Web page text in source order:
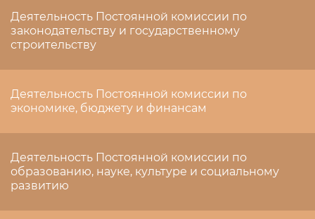
Деятельность Постоянной комиссии по
законодательству и государственному
строительству
Деятельность Постоянной комиссии по
экономике, бюджету и финансам
Деятельность Постоянной комиссии по
образованию, науке, культуре и социальному
развитию